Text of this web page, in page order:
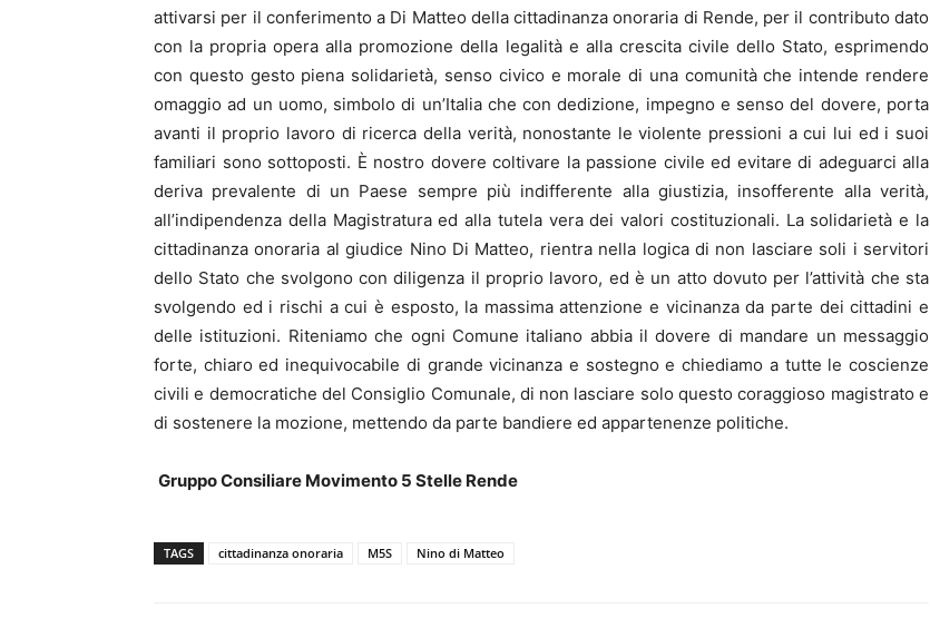
attivarsi per il conferimento a Di Matteo della cittadinanza onoraria di Rende, per il contributo dato
con la propria opera alla promozione della legalità e alla crescita civile dello Stato, esprimendo
con questo gesto piena solidarietà, senso civico e morale di una comunità che intende rendere
omaggio ad un uomo, simbolo di un’Italia che con dedizione, impegno e senso del dovere, porta
avanti il proprio lavoro di ricerca della verità, nonostante le violente pressioni a cui lui ed i suoi
familiari sono sottoposti. È nostro dovere coltivare la passione civile ed evitare di adeguarci alla
deriva prevalente di un Paese sempre più indifferente alla giustizia, insofferente alla verità,
all’indipendenza della Magistratura ed alla tutela vera dei valori costituzionali. La solidarietà e la
cittadinanza onoraria al giudice Nino Di Matteo, rientra nella logica di non lasciare soli i servitori
dello Stato che svolgono con diligenza il proprio lavoro, ed è un atto dovuto per l’attività che sta
svolgendo ed i rischi a cui è esposto, la massima attenzione e vicinanza da parte dei cittadini e
delle istituzioni. Riteniamo che ogni Comune italiano abbia il dovere di mandare un messaggio
forte, chiaro ed inequivocabile di grande vicinanza e sostegno e chiediamo a tutte le coscienze
civili e democratiche del Consiglio Comunale, di non lasciare solo questo coraggioso magistrato e
di sostenere la mozione, mettendo da parte bandiere ed appartenenze politiche.
Gruppo Consiliare Movimento 5 Stelle Rende
TAGS cittadinanza onoraria M5S Nino di Matteo